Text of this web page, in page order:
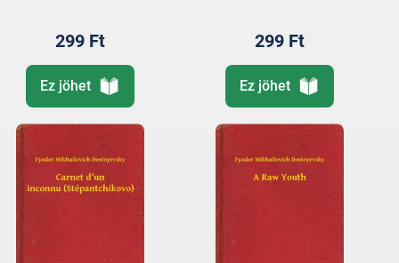
299 Ft
Ez jöhet
299 Ft
Ez jöhet